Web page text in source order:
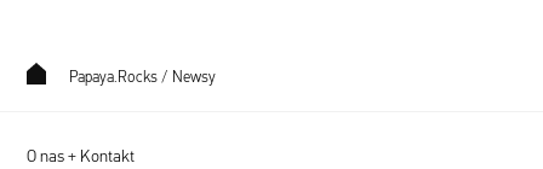
Papaya.Rocks / Newsy
O nas + Kontakt